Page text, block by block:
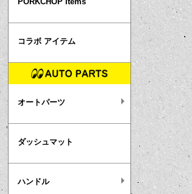
コラボ アイテム
オートパーツ
ダッシュマット
ハンドル